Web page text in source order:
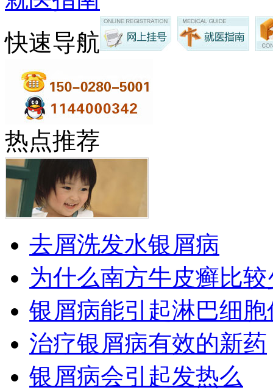
快速导航
热点推荐
去屑洗发水银屑病
为什么南方牛皮癣比较
银屑病能引起淋巴细胞
治疗银屑病有效的新药
银屑病会引起发热么